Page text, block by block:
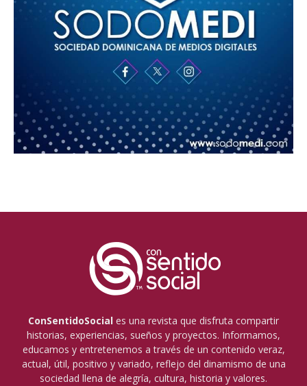
ConSentidoSocial es una revista que disfruta compartir
historias, experiencias, sueños y proyectos. Informamos,
educamos y entretenemos a través de un contenido veraz,
actual, útil, positivo y variado, reflejo del dinamismo de una
sociedad llena de alegría, cultura, historia y valores.